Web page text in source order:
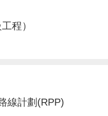
程）
線計劃(RPP)